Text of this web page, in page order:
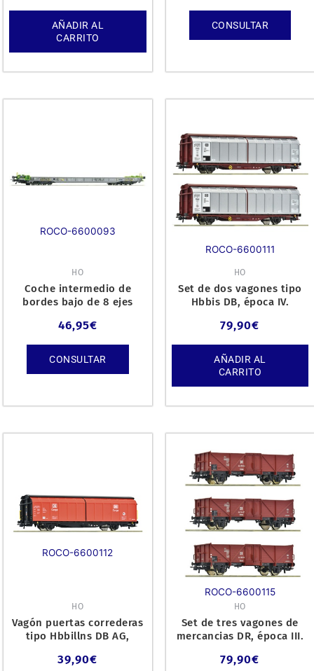
AÑADIR AL
CARRITO
CONSULTAR
ROCO-6600093
HO
Coche intermedio de
bordes bajo de 8 ejes
46,95€
CONSULTAR
ROCO-6600111
HO
Set de dos vagones tipo
Hbbis DB, época IV.
79,90€
AÑADIR AL
CARRITO
ROCO-6600112
HO
Vagón puertas correderas
tipo Hbbillns DB AG,
39,90€
ROCO-6600115
HO
Set de tres vagones de
mercancias DR, época III.
79,90€